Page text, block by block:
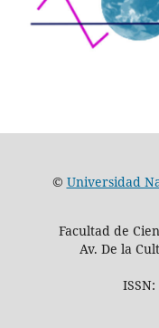
© Universidad
Facultad de
Av. De la